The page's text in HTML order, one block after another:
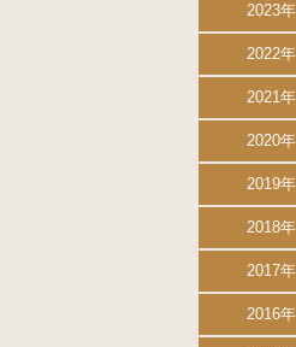
2023
2022
2021
2020
2019
2018
2017
2016